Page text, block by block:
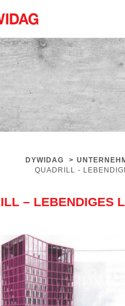
DYWIDAG >
QUADRILL -
– LEBENDIGES